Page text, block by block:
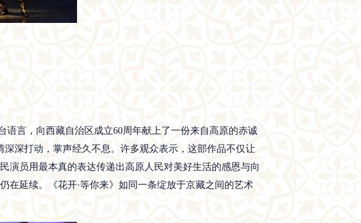
言，向西藏自治区成立60周年献上了一份来自高原的赤诚
深打动，掌声经久不息。许多观众表示，这部作品不仅让
演员用最本真的表达传递出高原人民对美好生活的感恩与向
在延续。《花开·等你来》如同一条绽放于京藏之间的艺术